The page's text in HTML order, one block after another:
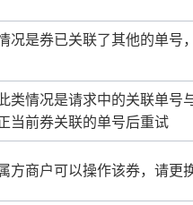
况是券已关联了其他的单号
类情况是请求中的关联单号
当前券关联的单号后重试
方商户可以操作该券，请更